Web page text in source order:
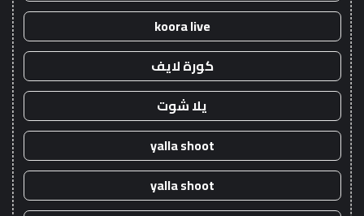
koora live
كورة لايف
يلا شوت
yalla shoot
yalla shoot